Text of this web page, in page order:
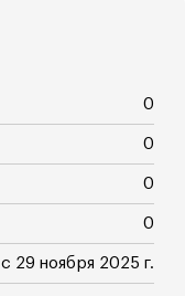
0
0
0
0
с 29 ноября 2025 г.